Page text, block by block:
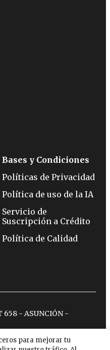
para mejorar tu
Bases y Condiciones
Políticas de Privacidad
Política de uso de la IA
Servicio de
Suscripción a Crédito
Política de Calidad
658 - ASUNCIÓN -